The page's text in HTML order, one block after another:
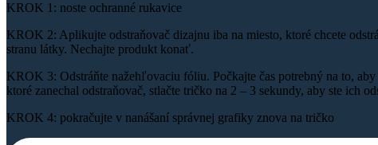
KROK 1: noste ochranné rukavice
KROK 2: Aplikujte odstraňovač dizajnu iba na miesto, ktoré chcete
stranu látky. Nechajte produkt konať.
KROK 3: Odstráňte nažehľovaciu fóliu. Počkajte čas potrebný na to,
ktoré zanechal odstraňovač, stlačte tričko na 2 – 3 sekundy, aby ste ich
KROK 4: pokračujte v nanášaní správnej grafiky znova na tričko